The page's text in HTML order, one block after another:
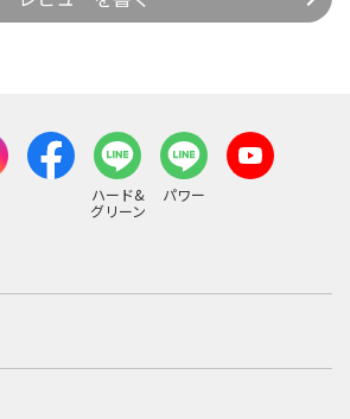
ハード&
グリーン
パワー